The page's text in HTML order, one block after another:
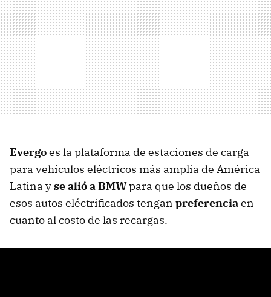
Evergoes la plataforma de estaciones de carga
para vehículos eléctricos más amplia de América
Latina yse alió a BMWpara que los dueños de
esos autos eléctrificados tengan preferenciaen
cuanto al costo de las recargas.